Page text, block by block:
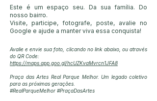
Este é um espaço seu. Da sua família. Do
nosso bairro.
Visite, participe, fotografe, poste, avalie no
Google e ajude a manter viva essa conquista!​
​​Avalie e envie sua foto, clicando no link abaixo, ou através
do QR Code:
https://maps.app.goo.gl/hcUZKvaMvrcn1JFA8
Praça das Artes Real Parque Melhor. Um legado coletivo
para as próximas gerações.
#RealParqueMelhor #PraçaDasArtes